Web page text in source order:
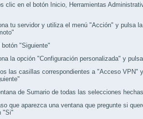
clic en el botón Inicio, Herramientas
tu servidor y utiliza el menú "Acción" y pulsa
"Siguiente"
la opción "Configuración personalizada" y
las casillas correspondientes a "Acceso VPN"
de Sumario de todas las selecciones
que aparezca una ventana que pregunte si
"Si"